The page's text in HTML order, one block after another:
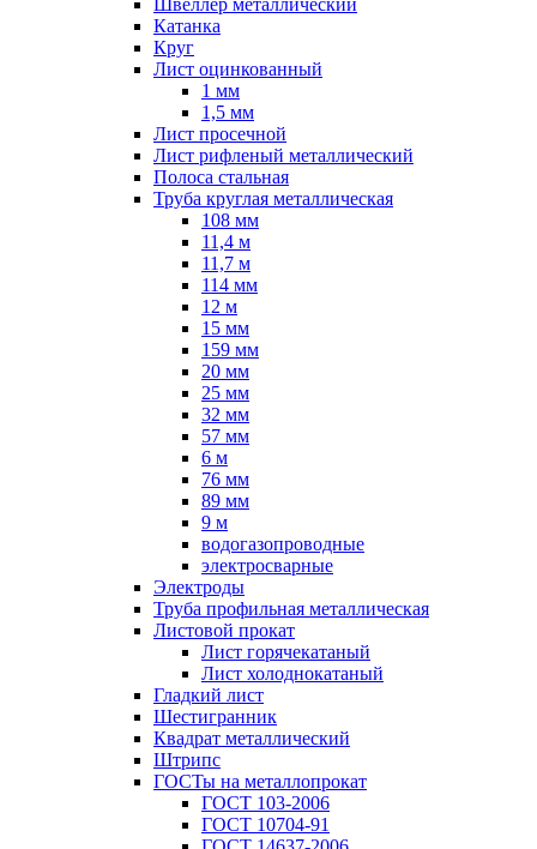
Швеллер металлический
Катанка
Круг
Лист оцинкованный
1 мм
1,5 мм
Лист просечной
Лист рифленый металлический
Полоса стальная
Труба круглая металлическая
108 мм
11,4 м
11,7 м
114 мм
12 м
15 мм
159 мм
20 мм
25 мм
32 мм
57 мм
6 м
76 мм
89 мм
9 м
водогазопроводные
электросварные
Электроды
Труба профильная металлическая
Листовой прокат
Лист горячекатаный
Лист холоднокатаный
Гладкий лист
Шестигранник
Квадрат металлический
Штрипс
ГОСТы на металлопрокат
ГОСТ 103-2006
ГОСТ 10704-91